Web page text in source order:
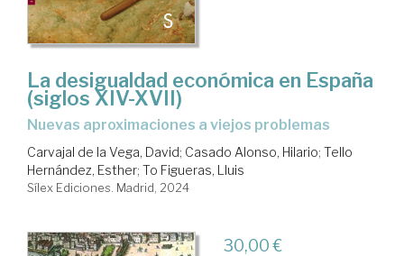
La desigualdad económica en España
(siglos XIV-XVII)
Nuevas aproximaciones a viejos problemas
Carvajal de la Vega, David; Casado Alonso, Hilario; Tello
Hernández, Esther; To Figueras, Lluis
Sílex Ediciones. Madrid, 2024
30,00 €